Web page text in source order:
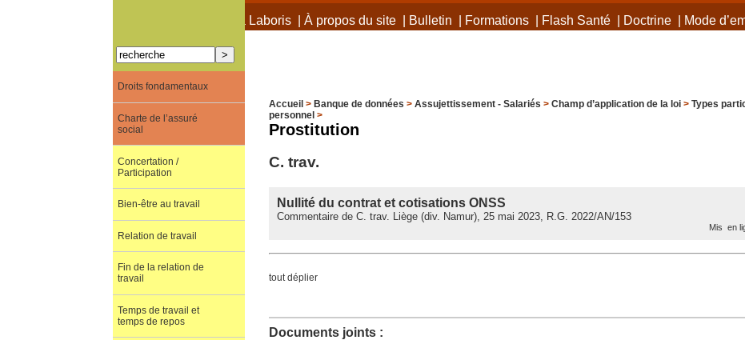
À propos de Terra Laboris| À propos du site| Bulletin Formations| Flash Santé| Doctrine| Mode
Accueil > Banque de données > Assujettissement - Salariés > Champ d’application de la loi> Types
personnel >
Prostitution
C. trav.
Nullité du contrat et cotisations ONSS
Commentaire de C. trav. Liège (div. Namur), 25 mai 2023, R.G. 2022/AN/153
Mis en
tout déplier
Documents joints :
Droits fondamentaux
Charte de l’assuré
social
Concertation /
Participation
Bien-être au travail
Relation de travail
Fin de la relation de
travail
Temps de travail et
temps de repos